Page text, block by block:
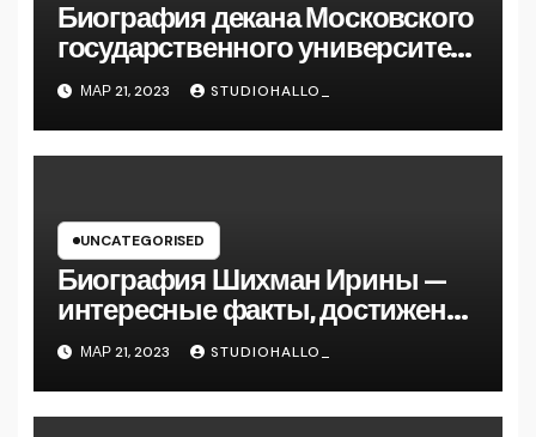
Биография декана Московского
государственного университета
Андрея Сидорова — от студента
до руководителя
МАР 21, 2023 STUDIOHALLO_
UNCATEGORISED
Биография Шихман Ирины —
интересные факты, достижения
и путь к успеху
МАР 21, 2023 STUDIOHALLO_